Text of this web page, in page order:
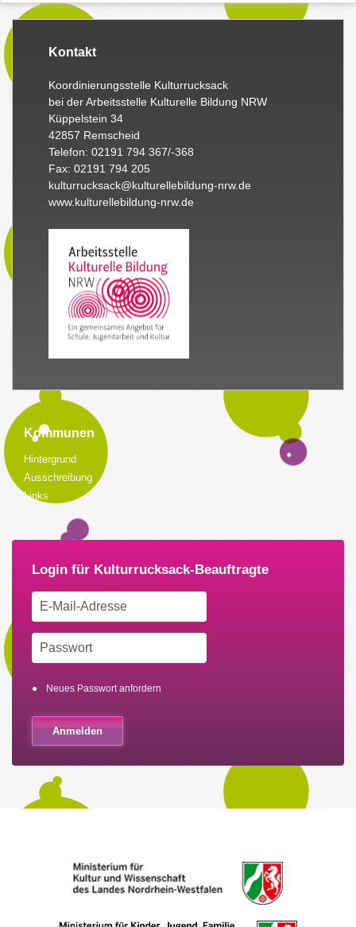
Kontakt
Koordinierungsstelle Kulturrucksack
bei der Arbeitsstelle Kulturelle Bildung NRW
Küppelstein 34
42857 Remscheid
Telefon: 02191 794 367/-368
Fax: 02191 794 205
kulturrucksack@kulturellebildung-nrw.de
www.kulturellebildung-nrw.de
Kommunen
Hintergrund
Ausschreibung
Links
Neues Passwort anfordern